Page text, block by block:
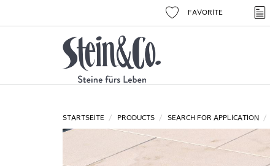
FAVORITE
STARTSEITE PRODUCTS SEARCH FOR APPLICATION